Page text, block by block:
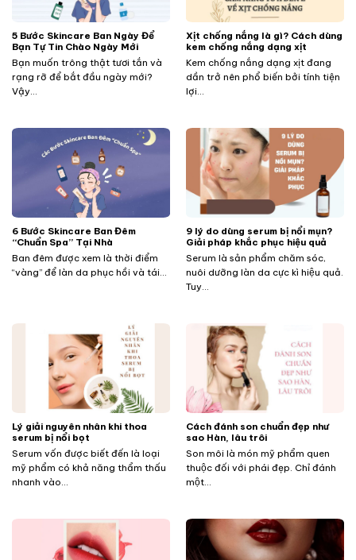
5 Bước Skincare Ban Ngày Để
Bạn Tự Tin Chào Ngày Mới
Bạn muốn trông thật tươi tắn và
rạng rỡ để bắt đầu ngày mới?
Vậy...
Xịt chống nắng là gì? Cách dùng
kem chống nắng dạng xịt
Kem chống nắng dạng xịt đang
dần trở nên phổ biến bởi tính tiện
lợi...
​​​​​​6 Bước Skincare Ban Đêm
“Chuẩn Spa” Tại Nhà
Ban đêm được xem là thời điểm
“vàng” để làn da phục hồi và tái...
9 lý do dùng serum bị nổi mụn?
Giải pháp khắc phục hiệu quả
Serum là sản phẩm chăm sóc,
nuôi dưỡng làn da cực kì hiệu quả.
Tuy...
Lý giải nguyên nhân khi thoa
serum bị nổi bọt
Serum vốn được biết đến là loại
mỹ phẩm có khả năng thẩm thấu
nhanh vào...
Cách đánh son chuẩn đẹp như
sao Hàn, lâu trôi
Son môi là món mỹ phẩm quen
thuộc đối với phái đẹp. Chỉ đánh
một...